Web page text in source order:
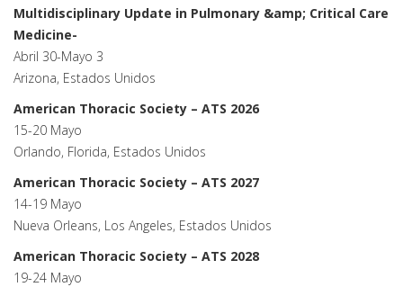
Multidisciplinary Update in Pulmonary &amp; Critical Care
Medicine-
Abril 30-Mayo 3
Arizona, Estados Unidos
American Thoracic Society – ATS 2026
15-20 Mayo
Orlando, Florida, Estados Unidos
American Thoracic Society – ATS 2027
14-19 Mayo
Nueva Orleans, Los Angeles, Estados Unidos
American Thoracic Society – ATS 2028
19-24 Mayo